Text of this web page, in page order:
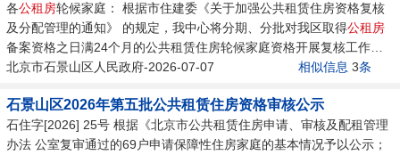
各公租房轮候家庭： 根据市住建委《关于加强公共租赁住房资格复核
及分配管理的通知》 的规定，我中心将分期、分批对我区取得公租房
备案资格之日满24个月的公共租赁住房轮候家庭资格开展复核工作。
现将有关事项通知如下：...
北京市石景山区人民政府-2026-07-07 相似信息 3条
石景山区2026年第五批公共租赁住房资格审核公示
石住字[2026] 25号 根据《北京市公共租赁住房申请、审核及配租管理
办法 公室复审通过的69户申请保障性住房家庭的基本情况予以公示；